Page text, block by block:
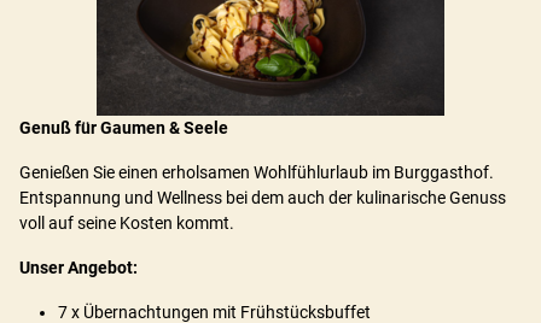
Übernachtungsgutschein
Genuß für Gaumen & Seele
Genießen Sie einen erholsamen Wohlfühlurlaub im Burggasthof.
Entspannung und Wellness bei dem auch der kulinarische Genuss
voll auf seine Kosten kommt.
Unser Angebot:
7 x Übernachtungen mit Frühstücksbuffet